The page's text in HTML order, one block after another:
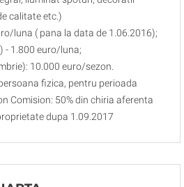
calitate etc.)
luna ( pana la data de 1.06.2016);
- 1.800 euro/luna;
10.000 euro/sezon.
fizica, pentru perioada
Comision: 50% din chiria aferenta
dupa 1.09.2017